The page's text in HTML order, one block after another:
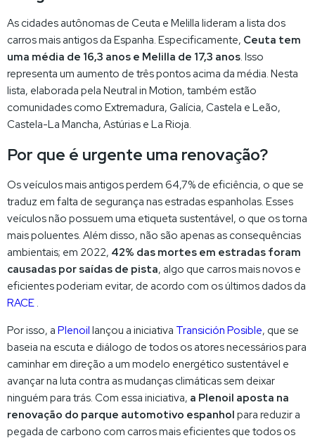
As cidades autônomas de Ceuta e Melilla lideram a lista dos
carros mais antigos da Espanha. Especificamente, Ceuta tem
uma média de 16,3 anos e Melilla de 17,3 anos. Isso
representa um aumento de três pontos acima da média. Nesta
lista, elaborada pela Neutral in Motion, também estão
comunidades como Extremadura, Galícia, Castela e Leão,
Castela-La Mancha, Astúrias e La Rioja.
Por que é urgente uma renovação?
Os veículos mais antigos perdem 64,7% de eficiência, o que se
traduz em falta de segurança nas estradas espanholas. Esses
veículos não possuem uma etiqueta sustentável, o que os torna
mais poluentes. Além disso, não são apenas as consequências
ambientais; em 2022, 42% das mortes em estradas foram
causadas por saídas de pista, algo que carros mais novos e
eficientes poderiam evitar, de acordo com os últimos dados da
RACE .
Por isso, a Plenoil lançou a iniciativa Transición Posible, que se
baseia na escuta e diálogo de todos os atores necessários para
caminhar em direção a um modelo energético sustentável e
avançar na luta contra as mudanças climáticas sem deixar
ninguém para trás. Com essa iniciativa, a Plenoil aposta na
renovação do parque automotivo espanhol para reduzir a
pegada de carbono com carros mais eficientes que todos os